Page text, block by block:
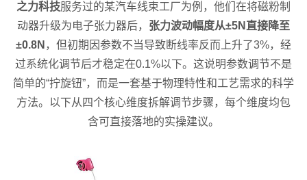
之力科技服务过的某汽车线束工厂为例，他们在将磁粉制
动器升级为电子张力器后， 张力波动幅度从±5N直接降至
±0.8N ，但初期因参数不当导致断线率反而上升了3%，经
过系统化调节后才稳定在0.1%以下。这说明参数调节不是
简单的“拧旋钮”，而是一套基于物理特性和工艺需求的科学
方法。以下从四个核心维度拆解调节步骤，每个维度均包
含可直接落地的实操建议。